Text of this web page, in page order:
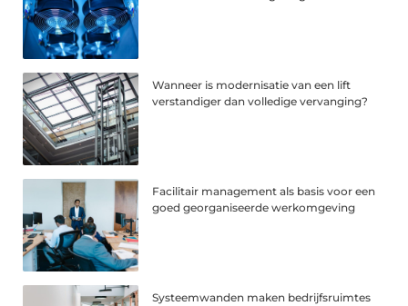
Wanneer is modernisatie van een lift
verstandiger dan volledige vervanging?
Facilitair management als basis voor een
goed georganiseerde werkomgeving
Systeemwanden maken bedrijfsruimtes